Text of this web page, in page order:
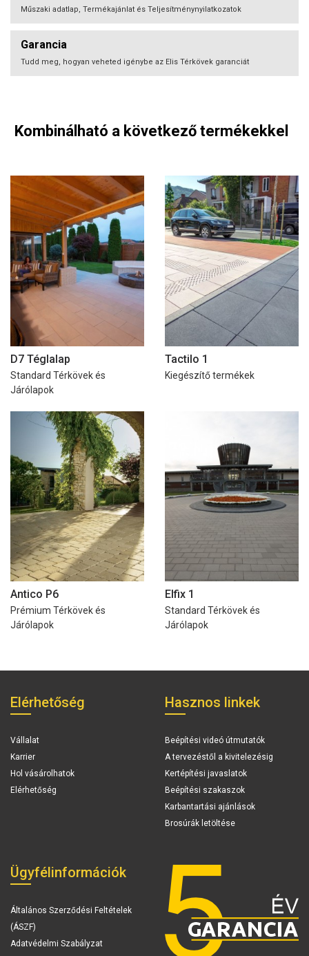
Műszaki adatlap, Termékajánlat és Teljesítménynyilatkozatok
Garancia
Tudd meg, hogyan veheted igénybe az Elis Térkövek garanciát
Kombinálható a következő termékekkel
D7 Téglalap
Standard Térkövek és
Járólapok
Tactilo 1
Kiegészítő termékek
Antico P6
Prémium Térkövek és
Járólapok
Elfix 1
Standard Térkövek és
Járólapok
Elérhetőség
Vállalat
Karrier
Hol vásárolhatok
Elérhetőség
Hasznos linkek
Beépítési videó útmutatók
A tervezéstől a kivitelezésig
Kertépítési javaslatok
Beépítési szakaszok
Karbantartási ajánlások
Brosúrák letöltése
Ügyfélinformációk
Általános Szerződési Feltételek
(ÁSZF)
Adatvédelmi Szabályzat